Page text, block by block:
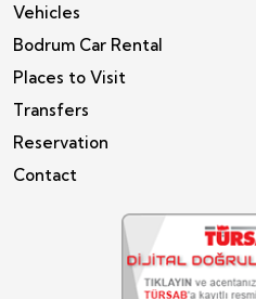
Vehicles
Bodrum Car Rental
Places to Visit
Transfers
Reservation
Contact